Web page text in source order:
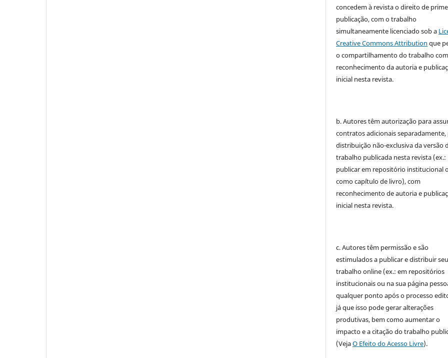
concedem à revista o direito de
publicação, com o trabalho
simultaneamente licenciado sob a
Creative Commons Attribution que
o compartilhamento do trabalho com
reconhecimento da autoria e
inicial nesta revista.
b. Autores têm autorização para
contratos adicionais separadamente,
distribuição não-exclusiva da versão
trabalho publicada nesta revista (ex.:
publicar em repositório institucional
como capítulo de livro), com
reconhecimento de autoria e
inicial nesta revista.
c. Autores têm permissão e são
estimulados a publicar e distribuir seu
trabalho online (ex.: em repositórios
institucionais ou na sua página
qualquer ponto após o processo
já que isso pode gerar alterações
produtivas, bem como aumentar o
impacto e a citação do trabalho
(VejaO Efeito do Acesso Livre).